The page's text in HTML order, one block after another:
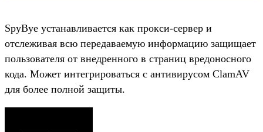
SpyBye устанавливается как прокси-сервер и
отслеживая всю передаваемую информацию защищает
пользователя от внедренного в страниц вредоносного
кода. Может интегрироваться с антивирусом ClamAV
для более полной защиты.